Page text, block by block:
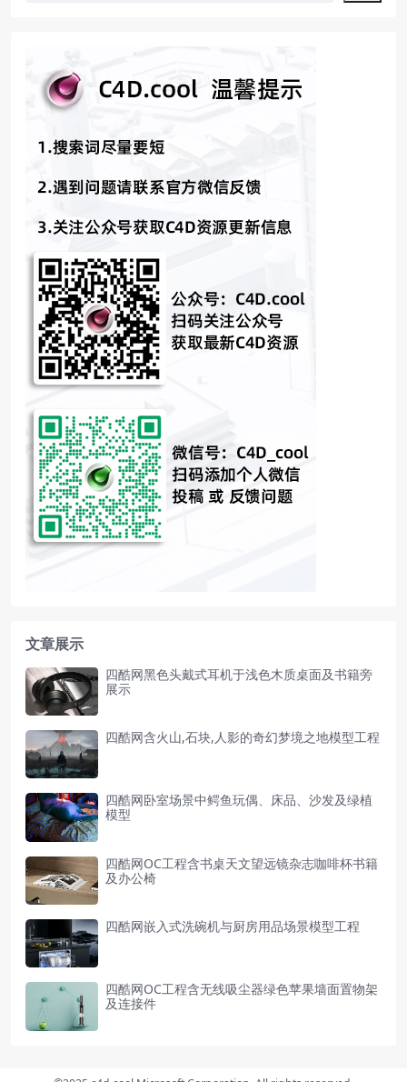
文章展示
四酷网黑色头戴式耳机于浅色木质桌面及书籍旁
展示
四酷网含火山,石块,人影的奇幻梦境之地模型工程
四酷网卧室场景中鳄鱼玩偶、床品、沙发及绿植
模型
四酷网OC工程含书桌天文望远镜杂志咖啡杯书籍
及办公椅
四酷网嵌入式洗碗机与厨房用品场景模型工程
四酷网OC工程含无线吸尘器绿色苹果墙面置物架
及连接件